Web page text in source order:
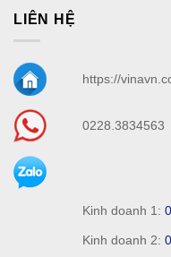
LIÊN HỆ
https://
0228.3834563
Kinh doanh 1:
Kinh doanh 2: